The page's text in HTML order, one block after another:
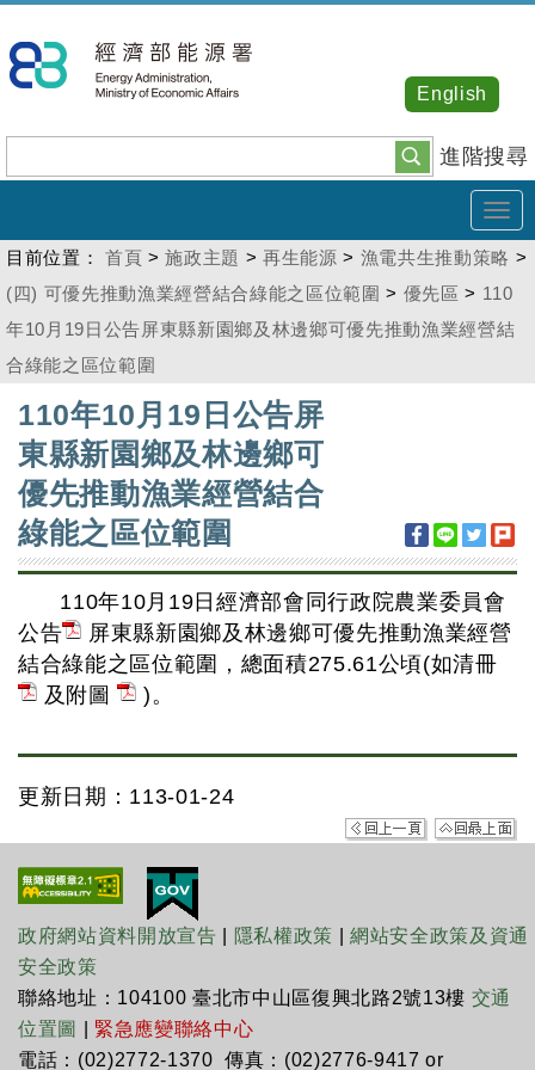
到
主
內
容
進階搜尋
English
目前位置： 首頁 >施政主題 >再生能源 > 漁電共生推動策略 >
(四) 可優先推動漁業經營結合綠能之區位範圍 > 優先區 > 110
年10月19日公告屏東縣新園鄉及林邊鄉可優先推動漁業經營結
合綠能之區位範圍
110年10月19日公告屏
東縣新園鄉及林邊鄉可
優先推動漁業經營結合
綠能之區位範圍
110年10月19日經濟部會同行政院農業委員會
公告
屏東縣新園鄉及林邊鄉可優先推動漁業經營
結合綠能之區位範圍，總面積275.61公頃(如清冊
及附圖
)。
更新日期：113-01-24
政府網站資料開放宣告 隱私權政策 |網站安全政策及資通
安全政策
聯絡地址：104100 臺北市中山區復興北路2號13樓 交通
位置圖
緊急應變聯絡中心
電話：(02)2772-1370 傳真：(02)2776-9417 or